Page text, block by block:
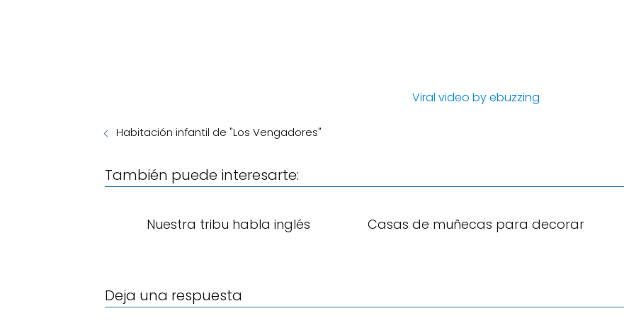
Viral video by ebuzzing
Habitación infantil de "Los Vengadores"
También puede interesarte:
Nuestra tribu habla inglés Casas de muñecas para decorar
Deja una respuesta